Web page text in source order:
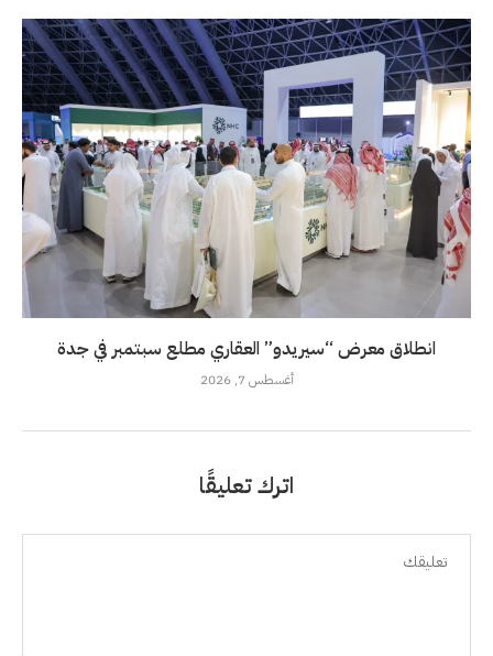
انطلاق معرض “سيريدو” العقاري مطلع سبتمبر في جدة
أغسطس 7, 2026
اترك تعليقًا